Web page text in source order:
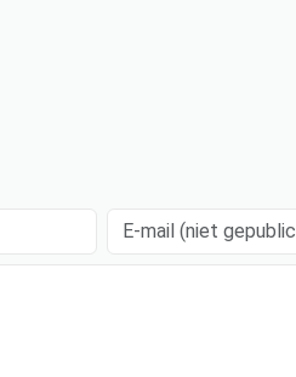
E-mail (niet gepubliceerd)